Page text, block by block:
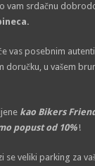
i
l
vam srdačnu
vas posebnim
doručku, u vašem
kao Bikers
popust od 10%!
se veliki parking za